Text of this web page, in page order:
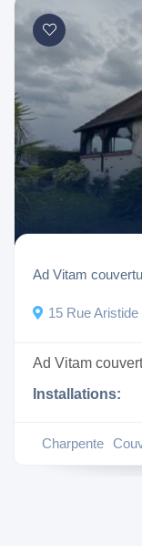
Ad Vitam
15 Rue Aristide
Ad Vitam
Installations:
Charpente